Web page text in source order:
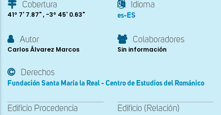
Cobertura
41º 7' 7.87" , -3º 45' 0.63"
Idioma
es-ES
Autor
Carlos Álvarez Marcos
Colaboradores
Sin información
Derechos
Fundación Santa María la Real - Centro de Estudios del Románico
Edificio Procedencia
Edificio (Relación)